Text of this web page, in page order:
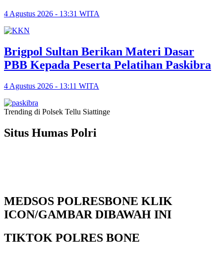
4 Agustus 2026 - 13:31 WITA
Brigpol Sultan Berikan Materi Dasar
PBB Kepada Peserta Pelatihan Paskibra
4 Agustus 2026 - 13:11 WITA
Trending di Polsek Tellu Siattinge
Situs Humas Polri
MEDSOS POLRESBONE KLIK
ICON/GAMBAR DIBAWAH INI
TIKTOK POLRES BONE